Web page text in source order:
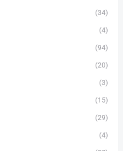
(34)
(4)
(94)
(20)
(3)
(15)
(29)
(4)